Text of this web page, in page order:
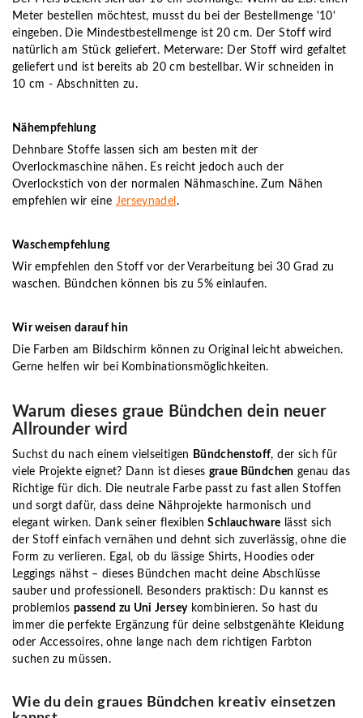
Meter bestellen möchtest, musst du bei der Bestellmenge '10'
eingeben. Die Mindestbestellmenge ist 20 cm. Der Stoff wird
natürlich am Stück geliefert. Meterware: Der Stoff wird gefaltet
geliefert und ist bereits ab 20 cm bestellbar. Wir schneiden in
10 cm - Abschnitten zu.
Nähempfehlung
Dehnbare Stoffe lassen sich am besten mit der
Overlockmaschine nähen. Es reicht jedoch auch der
Overlockstich von der normalen Nähmaschine. Zum Nähen
empfehlen wir eine Jerseynadel .
Waschempfehlung
Wir empfehlen den Stoff vor der Verarbeitung bei 30 Grad zu
waschen. Bündchen können bis zu 5% einlaufen.
Wir weisen darauf hin
Die Farben am Bildschirm können zu Original leicht abweichen.
Gerne helfen wir bei Kombinationsmöglichkeiten.
Warum dieses graue Bündchen dein neuer
Allrounder wird
Suchst du nach einem vielseitigen Bündchenstoff, der sich für
viele Projekte eignet? Dann ist dieses graue Bündchen genau das
Richtige für dich. Die neutrale Farbe passt zu fast allen Stoffen
und sorgt dafür, dass deine Nähprojekte harmonisch und
elegant wirken. Dank seiner flexiblenSchlauchware lässt sich
der Stoff einfach vernähen und dehnt sich zuverlässig, ohne die
Form zu verlieren. Egal, ob du lässige Shirts, Hoodies oder
Leggings nähst – dieses Bündchen macht deine Abschlüsse
sauber und professionell. Besonders praktisch: Du kannst es
problemlos passend zu Uni Jerseykombinieren. So hast du
immer die perfekte Ergänzung für deine selbstgenähte Kleidung
oder Accessoires, ohne lange nach dem richtigen Farbton
suchen zu müssen.
Wie du dein graues Bündchen kreativ einsetzen